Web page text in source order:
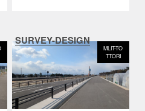
SURVEY-DESIGN
MLIT-TO
TTORI